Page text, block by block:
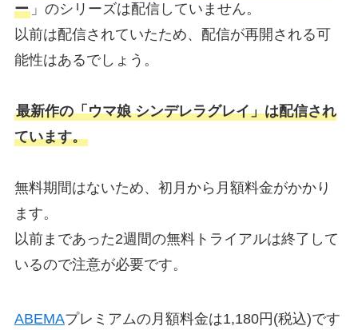
ー」のシリーズは配信していません。
以前は配信されていたため、配信が再開される可
能性はあるでしょう。
最新作の「ウマ娘 シンデレラグレイ」は配信され
ています。
無料期間はないため、初月から月額料金がかかり
ます。
以前まであった2週間の無料トライアルは終了して
いるので注意が必要です。
ABEMAプレミアムの月額料金は1,180円(税込)です